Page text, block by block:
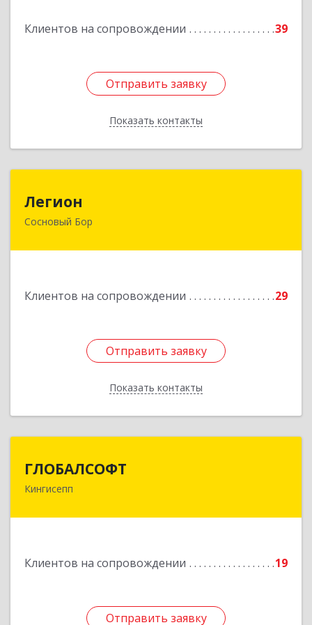
Клиентов на сопровождении 39
Отправить заявку
Показать контакты
Отправить заявку
Назад
Легион
Сосновый Бор
Клиентов на сопровождении 29
Отправить заявку
Показать контакты
188544, Ленинградская обл, Сосновый Бор г,
Отправить заявку
Назад
ГЛОБАЛСОФТ
Кингисепп
Клиентов на сопровождении 19
Отправить заявку
188485, Ленинградская обл, Кингисеппский р-н,
Отправить заявку